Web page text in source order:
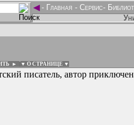
◄- Главная - Сервис-
► ▼ О СТРАНИЦЕ ▼
писатель, автор